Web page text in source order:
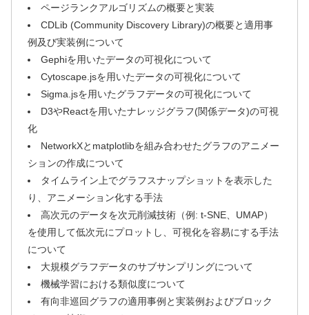
ページランクアルゴリズムの概要と実装
CDLib (Community Discovery Library)の概要と適用事
例及び実装例について
Gephiを用いたデータの可視化について
Cytoscape.jsを用いたデータの可視化について
Sigma.jsを用いたグラフデータの可視化について
D3やReactを用いたナレッジグラフ(関係データ)の可視
化
NetworkXとmatplotlibを組み合わせたグラフのアニメー
ションの作成について
タイムライン上でグラフスナップショットを表示した
り、アニメーション化する手法
高次元のデータを次元削減技術（例: t-SNE、UMAP）
を使用して低次元にプロットし、可視化を容易にする手法
について
大規模グラフデータのサブサンプリングについて
機械学習における類似度について
有向非巡回グラフの適用事例と実装例およびブロック